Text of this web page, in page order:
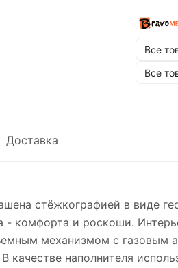
Все
Все
Доставка
стёжкографией в виде
- комфорта и роскоши.
механизмом с газовым
наполнителя